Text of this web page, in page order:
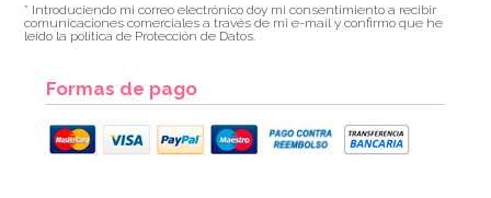
* Introduciendo mi correo electrónico doy mi consentimiento a recibir
comunicaciones comerciales a través de mi e-mail y confirmo que he
leído la política de Protección de Datos.
Formas de pago